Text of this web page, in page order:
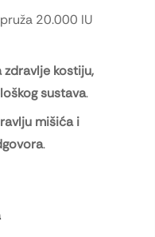
20.000 IU
zdravlje kostiju,
sustava.
mišića i
.